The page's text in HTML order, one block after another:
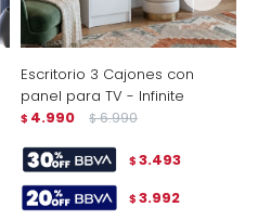
Escritorio 3 Cajones con
panel para TV - Infinite
$ 4.990 $ 6.990
$ 3.493
$ 3.992